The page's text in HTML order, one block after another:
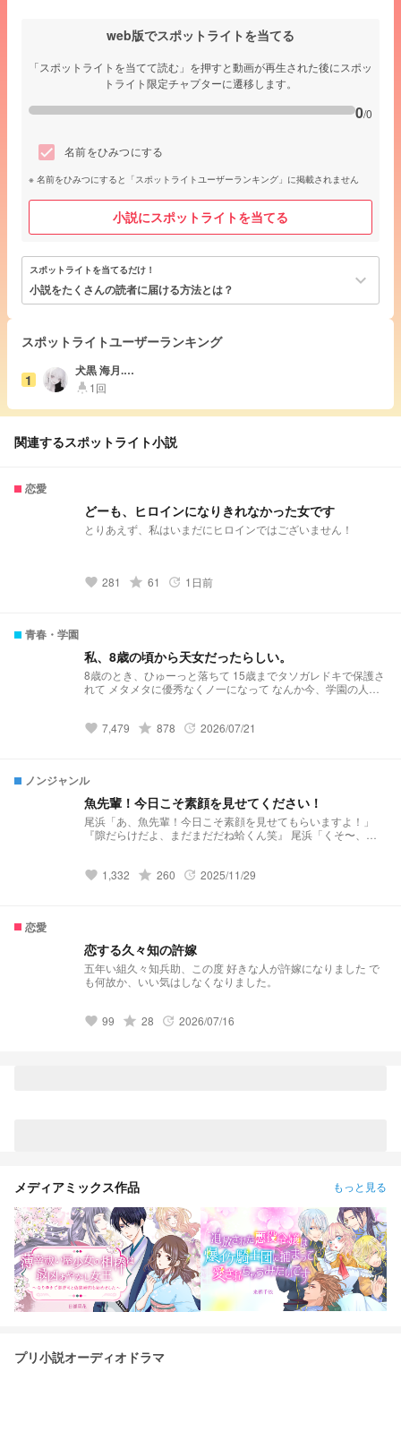
web版でスポットライトを当てる
「スポットライトを当てて読む」を押すと動画が再生された後にスポッ
トライト限定チャプターに遷移します。
0/0
名前をひみつにする
名前をひみつにすると「スポットライトユーザーランキング」に掲載されません
小説にスポットライトを当てる
スポットライトを当てるだけ！
小説をたくさんの読者に届ける方法とは？ keyboard_arrow_down
スポットライトユーザーランキング
1
犬黒 海月.📖
🪼
highlight 1回
関連するスポットライト小説
恋愛
どーも、ヒロインになりきれなかった女です
とりあえず、私はいまだにヒロインではございません！
favorite 281 grade 61 update 1日前
青春・学園
私、8歳の頃から天女だったらしい。
8歳のとき、ひゅーっと落ちて 15歳までタソガレドキで保護さ
れて メタメタに優秀なくノ一になって なんか今、学園の人に
中、最後まで読んでくださってありがとうございました！ と
favorite 7,479 grade 878 update 2026/07/21
ノンジャンル
魚先輩！今日こそ素顔を見せてください！
尾浜「あ、魚先輩！今日こそ素顔を見せてもらいますよ！」
『隙だらけだよ、まだまだだね蛤くん笑』 尾浜「くそ〜、そ
鹿！！」 『ひ、酷いわ！乙女に向かって失礼ね！ねぇ？モズ
favorite 1,332 grade 260 update 2025/11/29
恋愛
恋する久々知の許嫁
五年い組久々知兵助、この度 好きな人が許嫁になりました で
も何故か、いい気はしなくなりました。
favorite 99 grade 28 update 2026/07/16
メディアミックス作品 もっと見る
プリ小説オーディオドラマ